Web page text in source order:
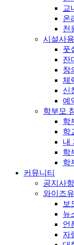
교
온
천
시설사
풋
잔
창
체
신
예
학부모
학
학
내
학
학
커뮤니티
공지사항
와이즈
보
뉴
언
자